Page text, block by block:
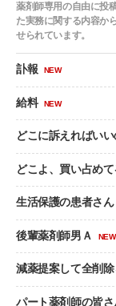
薬剤師専用の自由に投
た実務に関する内容か
せられています。
訃報 NEW
給料 NEW
どこに訴えればい
どこよ、買い占めて
生活保護の患者さん
後輩薬剤師男Ａ NEW
減薬提案して全削
パート薬剤師の皆さ